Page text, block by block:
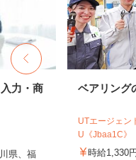
力・商
県、福
ベアリング
UTエージェン
U《Jbaa1C》
時給1,330